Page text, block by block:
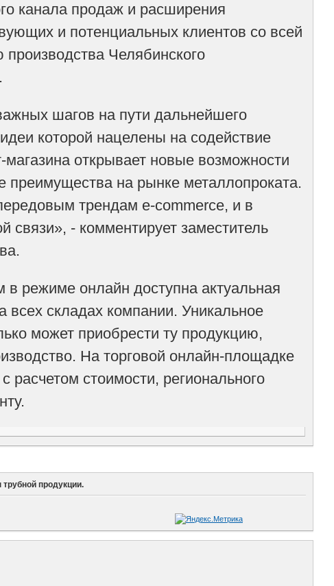
канала продаж и расширения
и потенциальных клиентов со всей
Челябинского
шагов на пути дальнейшего
которой нацелены на содействие
открывает новые возможности
преимущества на рынке металлопроката.
трендам e-commerce, и в
связи», - комментирует заместитель
режиме онлайн доступна актуальная
складах компании. Уникальное
может приобрести ту продукцию,
На торговой онлайн-площадке
расчетом стоимости, регионального
трубной продукции.